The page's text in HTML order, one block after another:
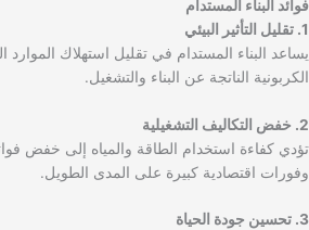
فوائد البناء المستدام
1. تقليل التأثير البيئي
يساعد البناء المستدام في تقليل استهلاك الموارد
الكربونية الناتجة عن البناء والتشغيل.
2. خفض التكاليف التشغيلية
تؤدي كفاءة استخدام الطاقة والمياه إلى خفض
وفورات اقتصادية كبيرة على المدى الطويل.
3. تحسين جودة الحياة